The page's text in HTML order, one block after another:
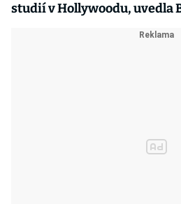
studií v Hollywoodu, uvedla